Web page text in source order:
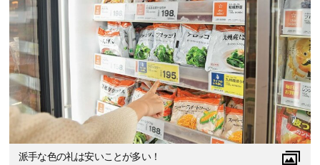
派手な色の礼は安いことが多い！